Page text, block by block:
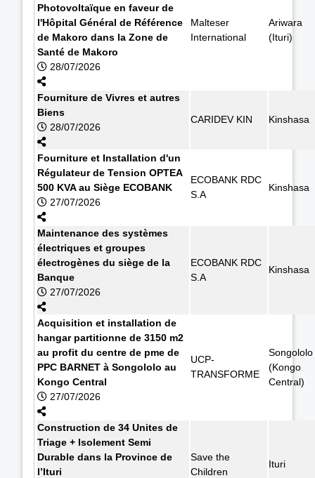
Photovoltaïque en faveur de
l'Hôpital Général de Référence
de Makoro dans la Zone de
Santé de Makoro
28/07/2026
Malteser
International
Ariwara
(Ituri)
Fourniture de Vivres et autres
Biens
28/07/2026
CARIDEV KIN Kinshasa
Fourniture et Installation d'un
Régulateur de Tension OPTEA
500 KVA au Siège ECOBANK
27/07/2026
ECOBANK RDC
S.A
Kinshasa
Maintenance des systèmes
électriques et groupes
électrogènes du siège de la
Banque
27/07/2026
ECOBANK RDC
S.A
Kinshasa
Acquisition et installation de
hangar partitionne de 3150 m2
au profit du centre de pme de
PPC BARNET à Songololo au
Kongo Central
27/07/2026
UCP-
TRANSFORME
Songololo
(Kongo
Central)
Construction de 34 Unites de
Triage + Isolement Semi
Durable dans la Province de
l’Ituri
Save the
Children
Ituri